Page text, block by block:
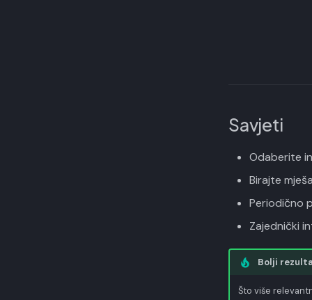
Savjeti
Odaberite
Birajte
Periodično
Zajednički
Bolji
Što više